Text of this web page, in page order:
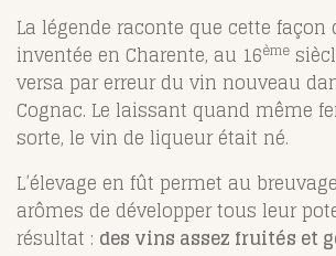
La légende raconte que cette façon
inventée en Charente, au 16ème
versa par erreur du vin nouveau
Cognac. Le laissant quand même
sorte, le vin de liqueur était né.
L’élevage en fût permet au
arômes de développer tous leur
résultat : des vins assez fruités et